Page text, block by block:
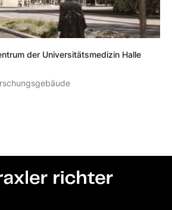
der Universitätsmedizin Halle